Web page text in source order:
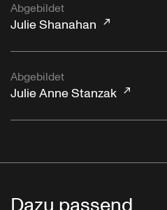
Abgebildet
Julie Shanahan
Abgebildet
Julie Anne Stanzak